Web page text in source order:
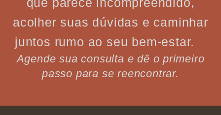
acolher suas dúvidas e caminhar
juntos rumo ao seu bem-estar.
Agende sua consulta e dê o primeiro
passo para se reencontrar.